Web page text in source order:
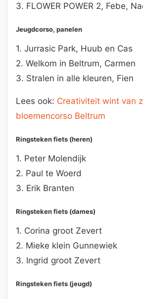
3. FLOWER POWER 2, Febe,
Jeugdcorso, panelen
1. Jurrasic Park, Huub en Cas
2. Welkom in Beltrum, Carmen
3. Stralen in alle kleuren, Fien
Lees ook: Creativiteit wint van
bloemencorso Beltrum
Ringsteken fiets (heren)
1. Peter Molendijk
2. Paul te Woerd
3. Erik Branten
Ringsteken fiets (dames)
1. Corina groot Zevert
2. Mieke klein Gunnewiek
3. Ingrid groot Zevert
Ringsteken fiets (jeugd)